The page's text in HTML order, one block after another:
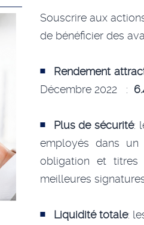
Souscrire aux
de bénéficier des
Rendement
Décembre 2022 :
Plus de sécurité:
employés dans
obligation et titres
meilleures
Liquidité totale: